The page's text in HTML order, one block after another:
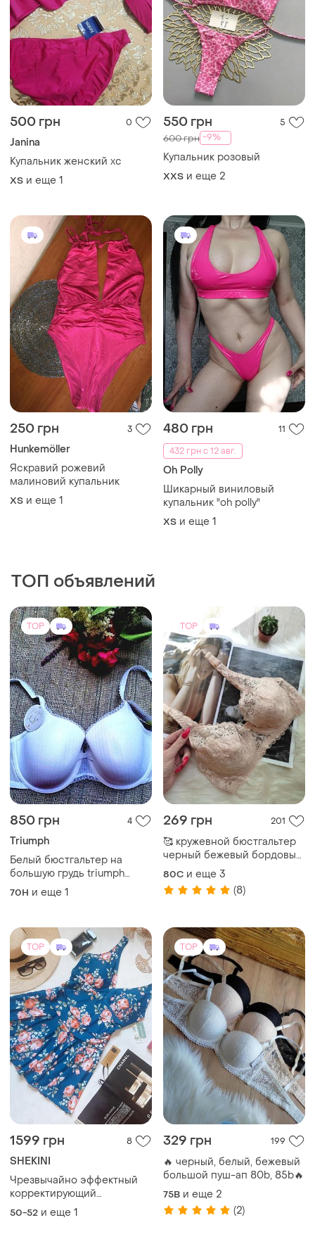
500 грн 0
Janina
Купальник женский хс
ХS и еще 1
550 грн 5
600 грн -9%
Купальник розовый
XХS и еще 2
250 грн 3
Hunkemöller
Яскравий рожевий
малиновий купальник
ХS и еще 1
480 грн
11
432 грн с 12 авг.
Oh Polly
Шикарный виниловый
купальник "oh polly"
ХS и еще 1
ТОП объявлений
TOP
850 грн 4
Triumph
Белый бюстгальтер на
большую грудь triumph
beauty full idol 80f, 70h
70H и еще 1
TOP
269 грн 201
🥰 кружевной бюстгальтер
черный бежевый бордовый
чашка с
80C и еще 3
(8)
TOP
1599 грн 8
SHEKINI
Чрезвычайно эффектный
корректирующий
купальник- платье с
цветочным принтом на
50-52 и еще 1
TOP
329 грн 199
🔥 черный, белый, бежевый
большой пуш-ап 80b, 85b🔥
75B и еще 2
(2)